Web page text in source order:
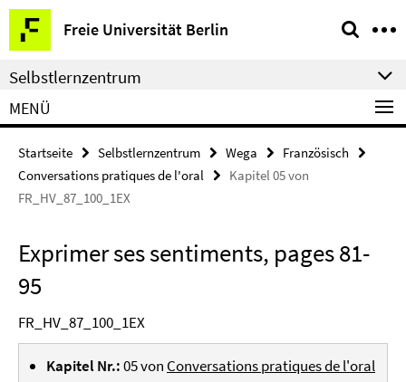
Springe
direkt
zu
Inhalt
Freie Universität Berlin
Service-
Navigation
Selbstlernzentrum
MENÜ
Startseite Selbstlernzentrum Wega
Französisch
Conversations pratiques de l'oral
Kapitel 05 von
FR_HV_87_100_1EX
Exprimer ses sentiments, pages 81-
95
FR_HV_87_100_1EX
Kapitel Nr.:05 von Conversations pratiques de l'oral